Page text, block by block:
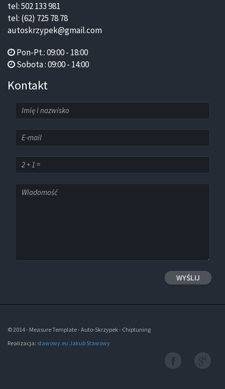
tel: 502 133 981
tel: (62) 725 78 78
autoskrzypek@gmail.com
Pon-Pt.: 09:00 - 18:00
Sobota : 09:00 - 14:00
Kontakt
© 2014 - Measure Template - Auto-Skrzypek - Chiptuning
Realizacja: stawowy.eu Jakub Stawowy